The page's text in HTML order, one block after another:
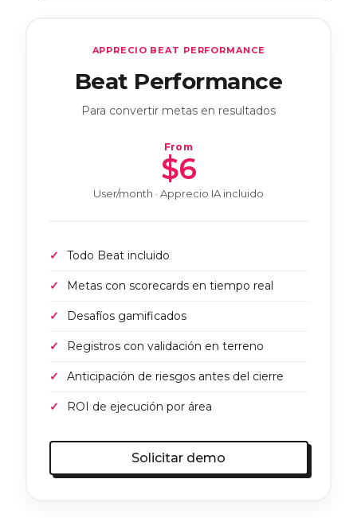
APPRECIO BEAT PERFORMANCE
Beat Performance
Para convertir metas en resultados
From
$6
User/month · Apprecio IA incluido
Todo Beat incluido
Metas con scorecards en tiempo real
Desafíos gamificados
Registros con validación en terreno
Anticipación de riesgos antes del cierre
ROI de ejecución por área
Solicitar demo